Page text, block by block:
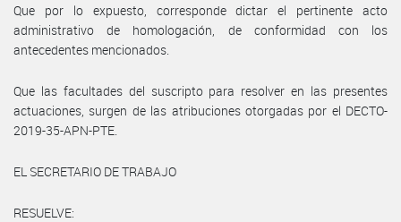
Que por lo expuesto, corresponde dictar el pertinente acto
administrativo de homologación, de conformidad con los
antecedentes mencionados.
Que las facultades del suscripto para resolver en las presentes
actuaciones, surgen de las atribuciones otorgadas por el DECTO-
2019-35-APN-PTE.
EL SECRETARIO DE TRABAJO
RESUELVE: